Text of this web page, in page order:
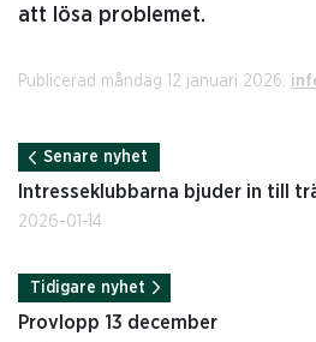
att lösa problemet.
Publicerad måndag 12 januari 2026.
Senare nyhet
Intresseklubbarna bjuder in till
2026-01-14
Tidigare nyhet
Provlopp 13 december